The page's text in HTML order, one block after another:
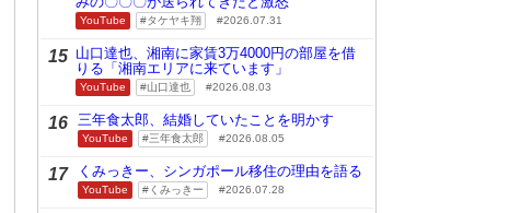
YouTube タケヤキ翔 2026.07.31
15 山口達也、湘南に家賃3万4000円の部屋を借
りる「湘南エリアに来ています」
YouTube 山口達也 2026.08.03
16 三年食太郎、結婚していたことを明かす
YouTube 三年食太郎 2026.08.05
17 くみっきー、シンガポール移住の理由を語る
YouTube くみっきー 2026.07.28